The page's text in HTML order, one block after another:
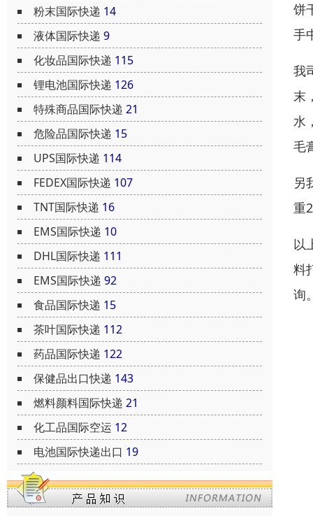
粉末国际快递 14
液体国际快递 9
化妆品国际快递 115
锂电池国际快递 126
特殊商品国际快递 21
危险品国际快递 15
UPS国际快递 114
FEDEX国际快递 107
TNT国际快递 16
EMS国际快递 10
DHL国际快递 111
EMS国际快递 92
食品国际快递 15
茶叶国际快递 112
药品国际快递 122
保健品出口快递 143
燃料颜料国际快递 21
化工品国际空运 12
电池国际快递出口 19
饼
手
我
末
水
毛
另
重
以
料
询